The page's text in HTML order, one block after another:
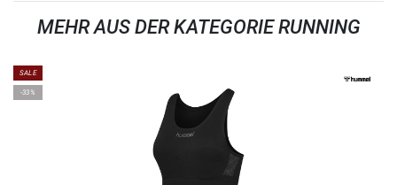
MEHR AUS DER KATEGORIE RUNNING
SALE
-33%